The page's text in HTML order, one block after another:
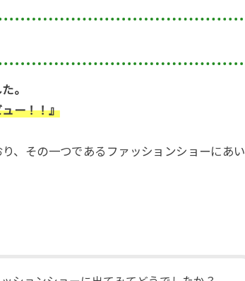
。
ー！！』
、その一つであるファッションショーにあい